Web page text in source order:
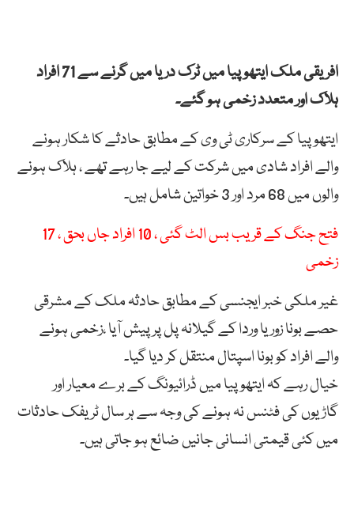
افریقی ملک ایتھوپیا میں ٹرک دریا میں گرنے سے 71 افراد
ہلاک اور متعدد زخمی ہو گئے۔
ایتھوپیا کے سرکاری ٹی وی کے مطابق حادثے کا شکار ہونے
والے افراد شادی میں شرکت کے لیے جا رہے تھے ، ہلاک ہونے
والوں میں 68 مرد اور 3 خواتین شامل ہیں۔
فتح جنگ کے قریب بس الٹ گئی ، 10 افراد جاں بحق ، 17
زخمی
غیر ملکی خبر ایجنسی کے مطابق حادثہ ملک کے مشرقی
حصے بونا زوریا وردا کے گیلانہ پل پر پیش آیا ،زخمی ہونے
والے افراد کو بونا اسپتال منتقل کر دیا گیا۔
خیال رہے کہ ایتھوپیا میں ڈرائیونگ کے برے معیار اور
گاڑیوں کی فٹنس نہ ہونے کی وجہ سے ہر سال ٹریفک حادثات
میں کئی قیمتی انسانی جانیں ضائع ہو جاتی ہیں۔